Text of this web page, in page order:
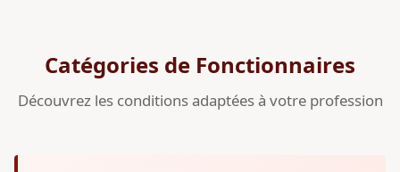
Catégories de Fonctionnaires
Découvrez les conditions adaptées à votre profession